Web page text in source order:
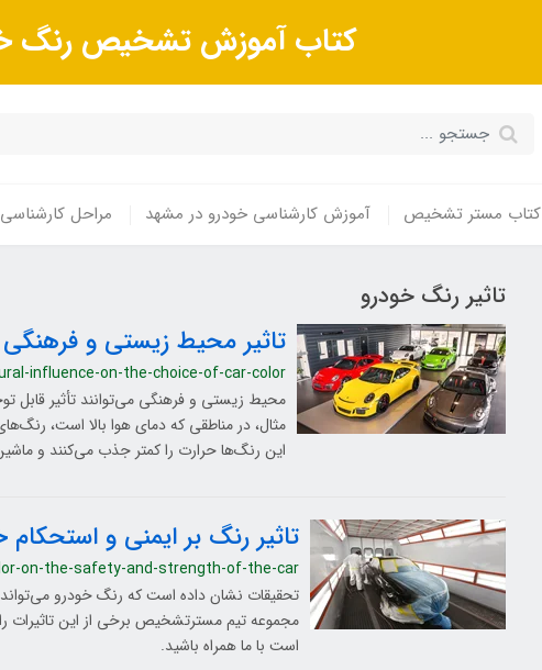
کتاب آموزش تشخیص رنگ
کتاب مستر تشخیص آموزش کارشناسی خودرو در مشهد مراحل
تاثیر رنگ خودرو
تاثیر محیط زیستی و
influence-on-the-choice-of-car-color
محیط زیستی و فرهنگی می‌توانند تأثیر قابل
مثال، در مناطقی که دمای هوا بالا است،
این رنگ‌ها حرارت را کمتر جذب می‌کنند و
تاثیر رنگ بر ایمنی و استحکام
on-the-safety-and-strength-of-the-car
تحقیقات نشان داده است که رنگ خودرو می‌تواند
مجموعه تیم مسترتشخیص برخی از این تاثیرات را
است با ما همراه باشید.